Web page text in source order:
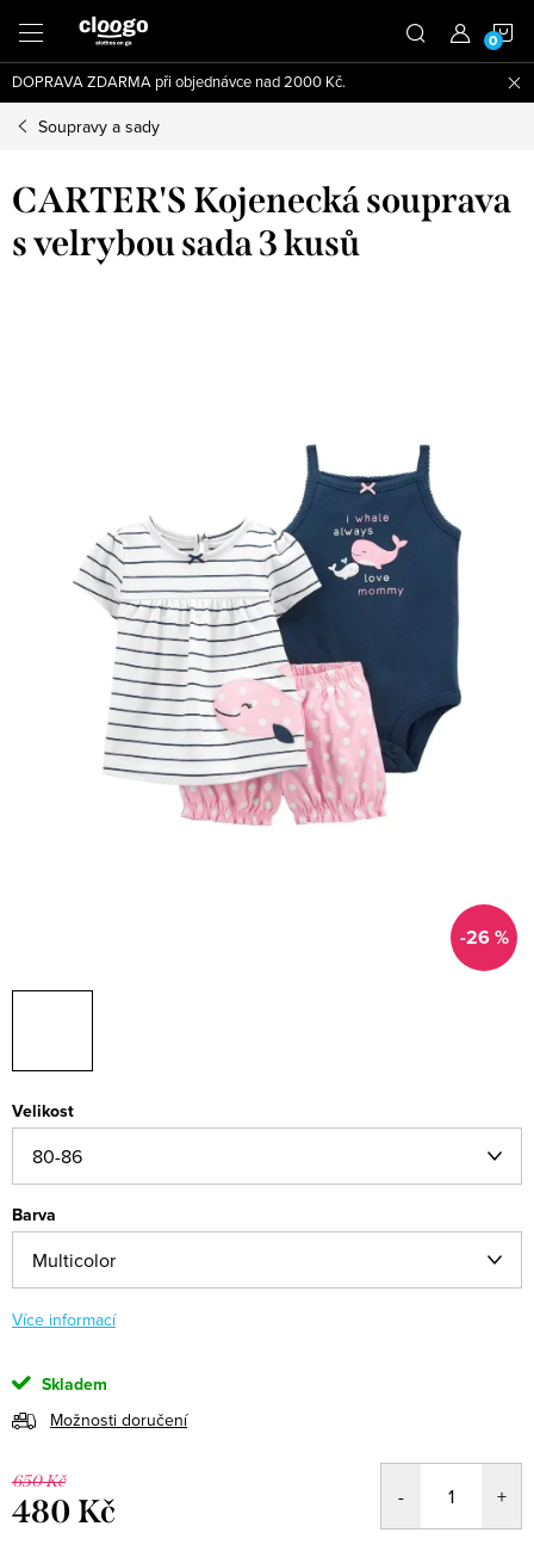
obsah
DOPRAVA ZDARMA při objednávce nad 2000 Kč.
Soupravy a sady
CARTER'S Kojenecká souprava
s velrybou sada 3 kusů
-26 %
Velikost
Barva
Více informací
Skladem
Možnosti doručení
650 Kč
480 Kč